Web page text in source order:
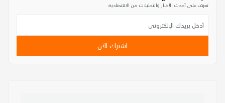
تعرف على أحدث الأخبار والتحليلات من الاقتصادية
اشترك الآن